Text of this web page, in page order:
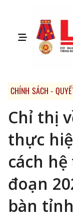
CHÍNH SÁCH -
Chỉ thị
thực
cách
đoạn
bàn